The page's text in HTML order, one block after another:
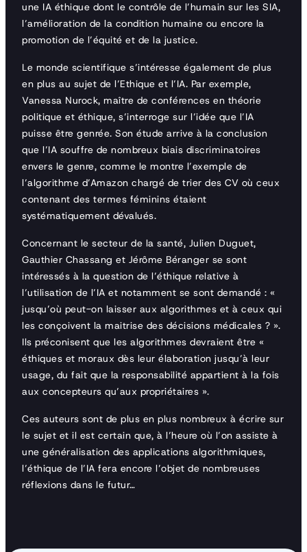
une IA éthique dont le contrôle de l’humain sur les SIA,
l’amélioration de la condition humaine ou encore la
promotion de l’équité et de la justice.
Le monde scientifique s’intéresse également de plus
en plus au sujet de l’Ethique et l’IA. Par exemple,
Vanessa Nurock, maître de conférences en théorie
politique et éthique, s’interroge sur l’idée que l’IA
puisse être genrée. Son étude arrive à la conclusion
que l’IA souffre de nombreux biais discriminatoires
envers le genre, comme le montre l’exemple de
l’algorithme d’Amazon chargé de trier des CV où ceux
contenant des termes féminins étaient
systématiquement dévalués.
Concernant le secteur de la santé, Julien Duguet,
Gauthier Chassang et Jérôme Béranger se sont
intéressés à la question de l’éthique relative à
l’utilisation de l’IA et notamment se sont demandé : «
jusqu’où peut-on laisser aux algorithmes et à ceux qui
les conçoivent la maitrise des décisions médicales ? ».
Ils préconisent que les algorithmes devraient être «
éthiques et moraux dès leur élaboration jusqu’à leur
usage, du fait que la responsabilité appartient à la fois
aux concepteurs qu’aux propriétaires ».
Ces auteurs sont de plus en plus nombreux à écrire sur
le sujet et il est certain que, à l’heure où l’on assiste à
une généralisation des applications algorithmiques,
l’éthique de l’IA fera encore l’objet de nombreuses
réflexions dans le futur…